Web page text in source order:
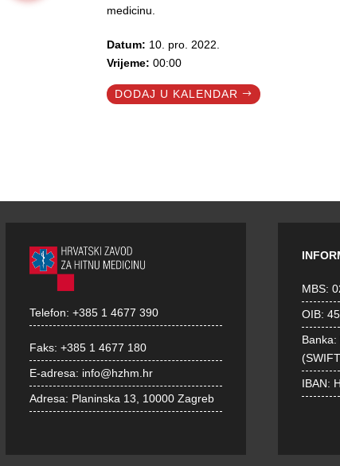
medicinu.
Datum: 10. pro. 2022.
Vrijeme:00:00
DODAJ U KALENDAR
Telefon: +385 1 4677 390
Faks: +385 1 4677 180
E-adresa: info@hzhm.hr
Adresa: Planinska 13, 10000 Zagreb
MBS:
OIB:
IBAN: